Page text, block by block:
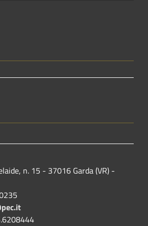
n. 15 - 37016 Garda (VR) -